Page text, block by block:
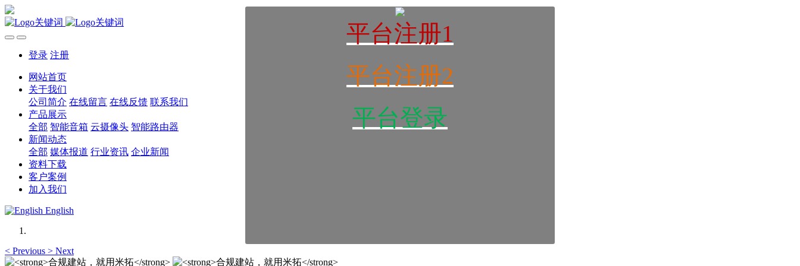
平台注册1
平台注册2
平台登录
登录 注册
网站首页
关于我们
公司简介 在线留言 在线反馈 联系我们
产品展示
全部 智能音箱 云摄像头 智能路由器
新闻动态
全部 媒体报道 行业资讯 企业新闻
资料下载
客户案例
加入我们
English
< Previous > Next